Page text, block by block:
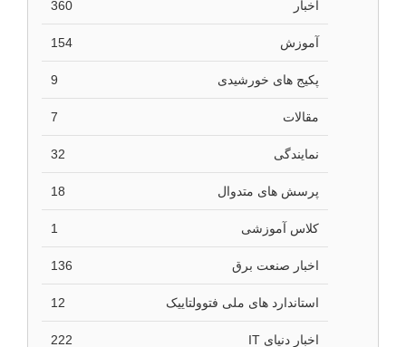
اخبار 360
آموزش 154
پکیج های خورشیدی 9
مقالات 7
نمایندگی 32
پرسش های متدوال 18
کلاس آموزشی 1
اخبار صنعت برق 136
استاندارد های ملی فتوولتاییک 12
اخبار دنیای IT 222